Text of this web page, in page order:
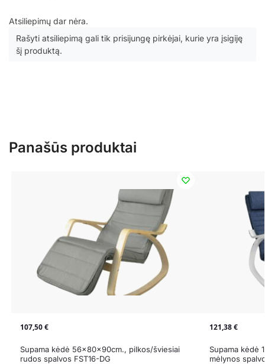
Atsiliepimų dar nėra.
Rašyti atsiliepimą gali tik prisijungę pirkėjai, kurie yra įsigiję
šį produktą.
Panašūs produktai
107,50€
Supama kėdė 56x80x90cm., pilkos/šviesiai
rudos spalvos FST16-DG
121,38€
Supama kėdė
mėlynos